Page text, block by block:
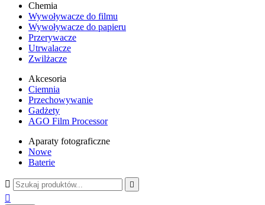
Chemia
Wywoływacze do filmu
Wywoływacze do papieru
Przerywacze
Utrwalacze
Zwilżacze
Akcesoria
Ciemnia
Przechowywanie
Gadżety
AGO Film Processor
Aparaty fotograficzne
Nowe
Baterie
 
